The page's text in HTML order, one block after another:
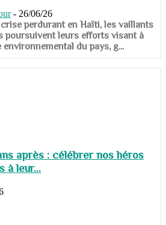
- 26/06/26
perdurant en Haïti, les vaillants
poursuivent leurs efforts visant à
du pays, g...
après : célébrer nos héros
à leur...